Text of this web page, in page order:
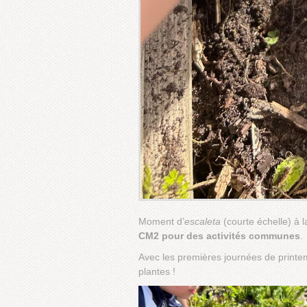
Moment d’escaleta (courte échelle) à
CM2 pour des activités communes.
Avec les premières journées de
plantes !